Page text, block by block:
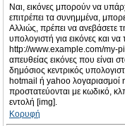
Ναι, εικόνες μπορούν να
επιτρέπει τα συνημμένα,
Αλλιώς, πρέπει να ανεβάσετε
υπολογιστή για εικόνες και
http://www.example.com/my-
απευθείας εικόνες που είναι
δημόσιος κεντρικός
hotmail ή yahoo λογαριασμοί
προστατεύονται με κωδικό,
εντολή [img].
Κορυφή